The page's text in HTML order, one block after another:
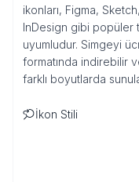
ikonları, Figma,
InDesign gibi popüler
uyumludur. Simgeyi
formatında indirebilir
farklı boyutlarda
İkon Stili